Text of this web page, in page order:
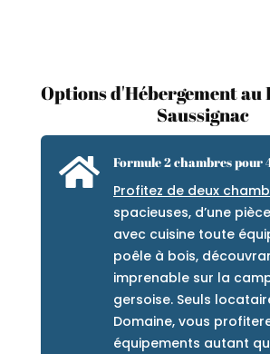
Options d'Hébergement au
Saussignac
 Formule 2 chambres pour
Profitez de deux
spacieuses, d’une
avec cuisine toute
poêle à bois,
imprenable sur la
gersoise. Seuls
Domaine, vous
équipements autant